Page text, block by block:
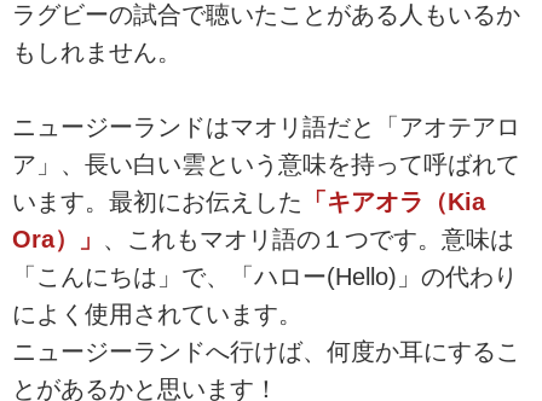
ラグビーの試合で聴いたことがある人もいるか
もしれません。
ニュージーランドはマオリ語だと「アオテアロ
ア」、長い白い雲という意味を持って呼ばれて
います。最初にお伝えした 「キアオラ（Kia
Ora）」 、これもマオリ語の１つです。意味は
「こんにちは」で、「ハロー(Hello)」の代わり
によく使用されています。
ニュージーランドへ行けば、何度か耳にするこ
とがあるかと思います！